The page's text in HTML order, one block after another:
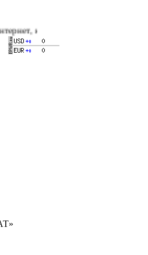
цифровое и кабельное